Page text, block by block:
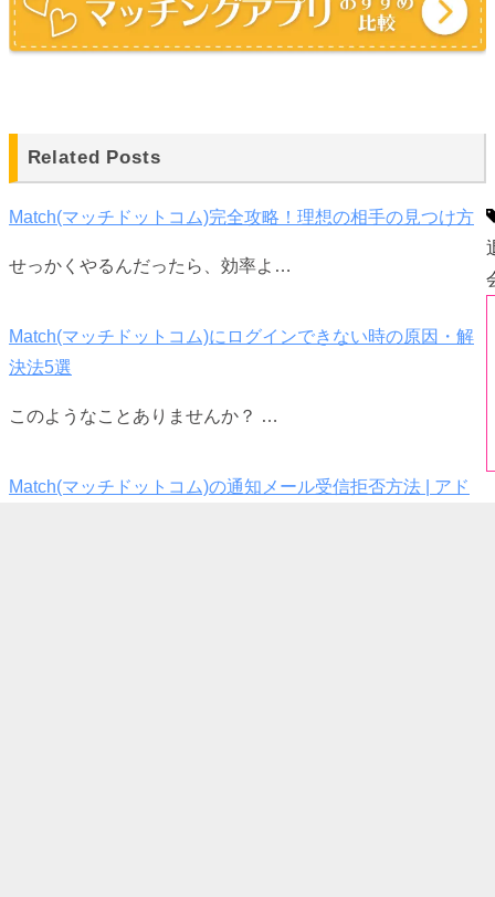
Related Posts
Match(マッチドットコム)完全攻略！理想の相手の見つけ方
せっかくやるんだったら、効率よ…
Match(マッチドットコム)にログインできない時の原因・解
決法5選
このようなことありませんか？ …
Match(マッチドットコム)の通知メール受信拒否方法 | アド